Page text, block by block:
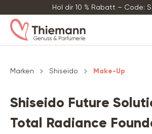
Hol dir 10 % Rabatt – Code:
Marken Shiseido Make-Up
Shiseido Future
Total Radiance